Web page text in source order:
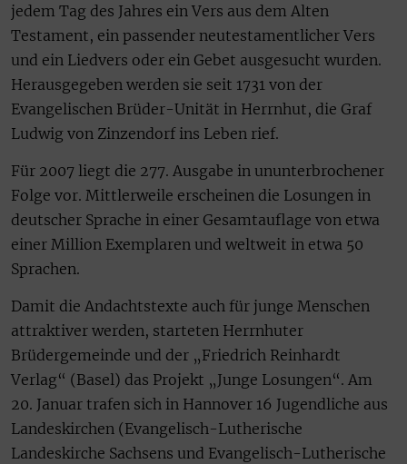
jedem Tag des Jahres ein Vers aus dem Alten
Testament, ein passender neutestamentlicher Vers
und ein Liedvers oder ein Gebet ausgesucht wurden.
Herausgegeben werden sie seit 1731 von der
Evangelischen Brüder-Unität in Herrnhut, die Graf
Ludwig von Zinzendorf ins Leben rief.
Für 2007 liegt die 277. Ausgabe in ununterbrochener
Folge vor. Mittlerweile erscheinen die Losungen in
deutscher Sprache in einer Gesamtauflage von etwa
einer Million Exemplaren und weltweit in etwa 50
Sprachen.
Damit die Andachtstexte auch für junge Menschen
attraktiver werden, starteten Herrnhuter
Brüdergemeinde und der „Friedrich Reinhardt
Verlag“ (Basel) das Projekt „Junge Losungen“. Am
20. Januar trafen sich in Hannover 16 Jugendliche aus
Landeskirchen (Evangelisch-Lutherische
Landeskirche Sachsens und Evangelisch-Lutherische